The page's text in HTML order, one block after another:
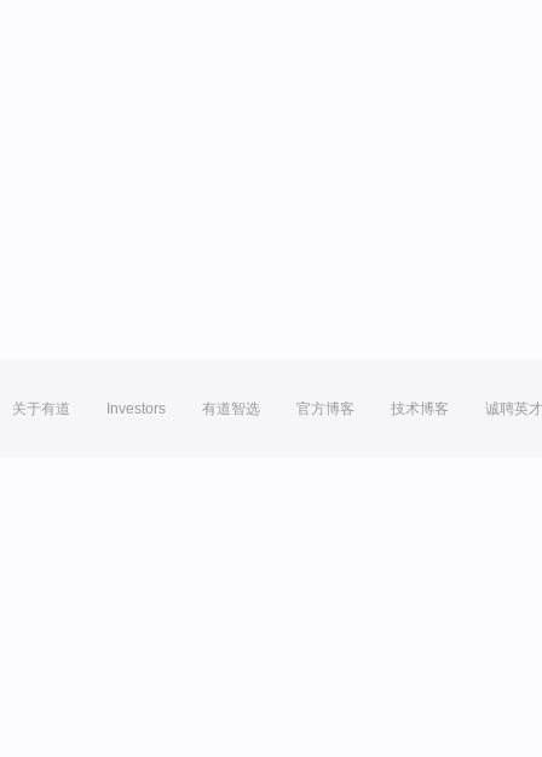
关于有道 Investors 有道智选 官方博客 技术博客 诚聘英才